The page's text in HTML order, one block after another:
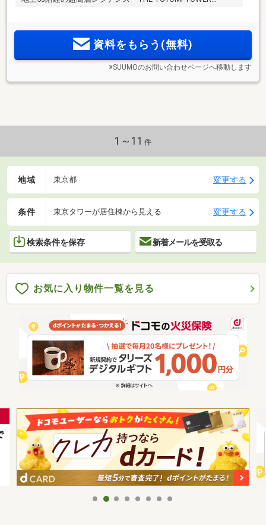
MARINE & SKY」誕生。
資料をもらう(無料)
※SUUMOのお問い合わせページへ移動します
1～11 件
地域 東京都 変更する
条件 東京タワーが居住棟から見える 変更する
検索条件を保存 新着メールを受取る
お気に入り物件一覧を見る